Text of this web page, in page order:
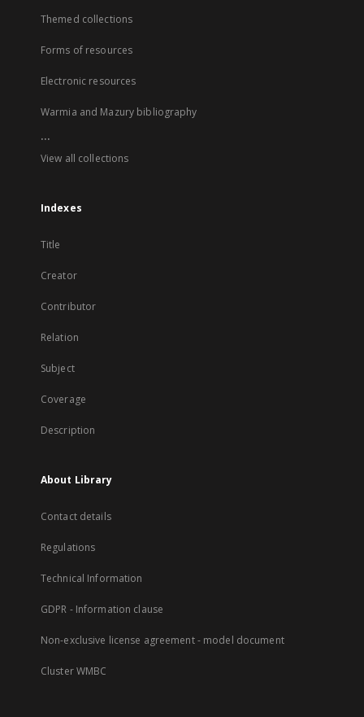
Themed collections
Forms of resources
Electronic resources
Warmia and Mazury bibliography
...
View all collections
Indexes
Title
Creator
Contributor
Relation
Subject
Coverage
Description
About Library
Contact details
Regulations
Technical Information
GDPR - Information clause
Non-exclusive license agreement - model document
Cluster WMBC